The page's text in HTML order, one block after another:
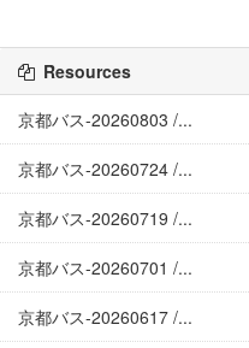
Resources
京都バス-20260803 /...
京都バス-20260724 /...
京都バス-20260719 /...
京都バス-20260701 /...
京都バス-20260617 /...